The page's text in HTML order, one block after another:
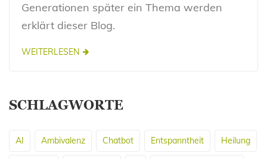
Generationen später ein Thema werden
erklärt dieser Blog.
WEITERLESEN
SCHLAGWORTE
AI Ambivalenz Chatbot Entspanntheit Heilung